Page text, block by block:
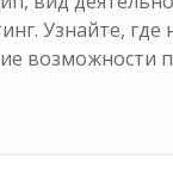
Узнайте, где
возможности